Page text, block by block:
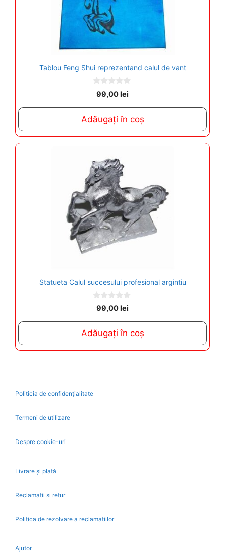
Tablou Feng Shui reprezentand calul de vant
0
o
5
99,00lei
Adăugați în coș
Statueta Calul succesului profesional argintiu
0
o
5
99,00 lei
Adăugați în coș
Politicia de confidențialitate
Termeni de utilizare
Despre cookie-uri
Livrare și plată
Reclamatii si retur
Politica de rezolvare a reclamatiilor
Ajutor